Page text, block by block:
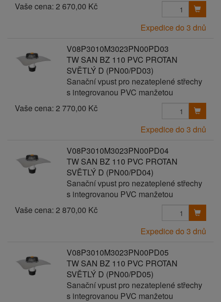
Vaše cena: 2 670,00 Kč
Expedice do 3 dnů
V08P3010M3023PN00PD03
TW SAN BZ 110 PVC PROTAN
SVĚTLÝ D (PN00/PD03)
Sanační vpust pro nezateplené střechy
s integrovanou PVC manžetou
Vaše cena: 2 770,00 Kč
Expedice do 3 dnů
V08P3010M3023PN00PD04
TW SAN BZ 110 PVC PROTAN
SVĚTLÝ D (PN00/PD04)
Sanační vpust pro nezateplené střechy
s integrovanou PVC manžetou
Vaše cena: 2 870,00 Kč
Expedice do 3 dnů
V08P3010M3023PN00PD05
TW SAN BZ 110 PVC PROTAN
SVĚTLÝ D (PN00/PD05)
Sanační vpust pro nezateplené střechy
s integrovanou PVC manžetou